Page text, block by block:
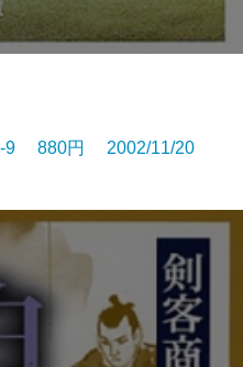
9 880円 2002/11/20